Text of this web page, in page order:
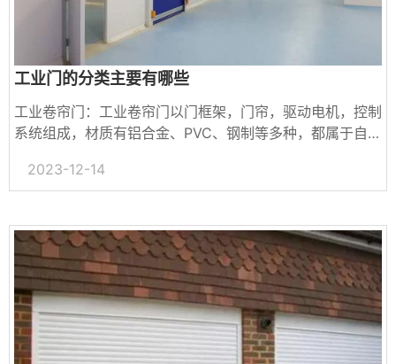
工业门的分类主要有哪些
工业卷帘门：工业卷帘门以门框架，门帘，驱动电机，控制
系统组成，材质有铝合金、PVC、钢制等多种，都属于自动
不同...
2023-12-14